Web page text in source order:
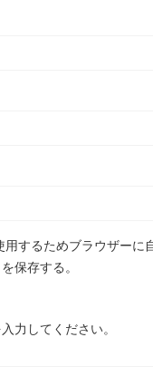
用するためブラウザーに
保存する。
力してください。